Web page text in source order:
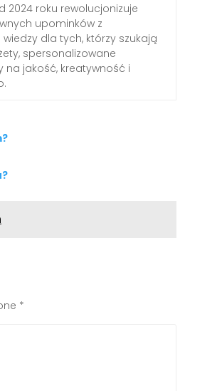
roku rewolucjonizuje
upominków z
dla tych, którzy szukają
spersonalizowane
jakość, kreatywność i
*